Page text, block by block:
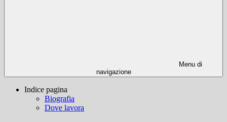
Menu di
navigazione
Indice pagina
Biografia
Dove lavora